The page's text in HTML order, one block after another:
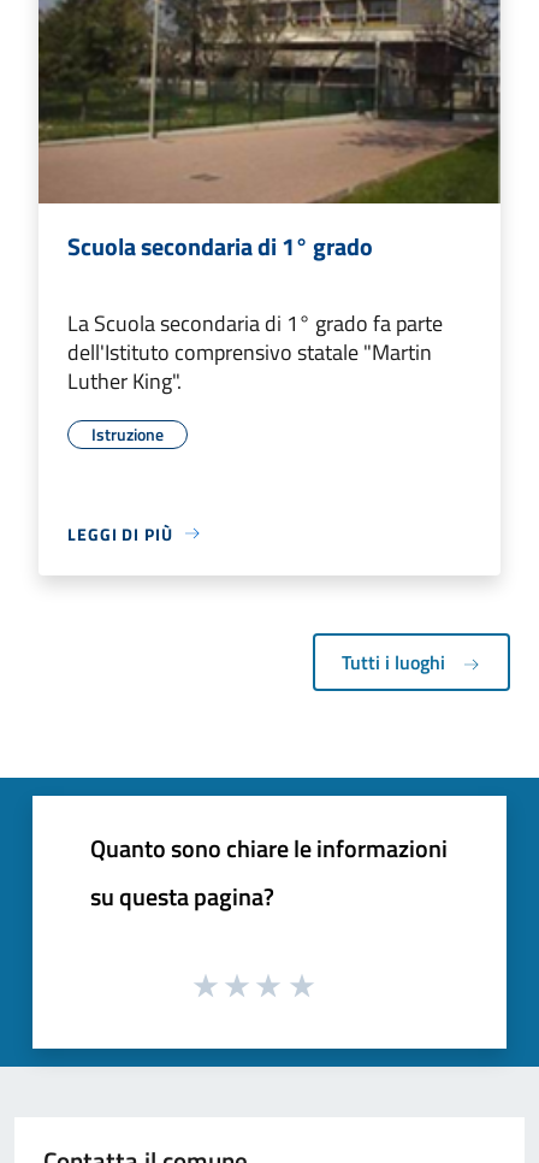
Scuola secondaria di 1° grado
La Scuola secondaria di 1° grado fa parte
dell'Istituto comprensivo statale "Martin
Luther King".
Istruzione
LEGGI DI PIÙ
Tutti i luoghi
Quanto sono chiare le informazioni
su questa pagina?